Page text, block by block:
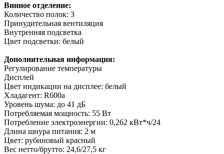
Винное отделение:
Количество полок: 3
Принудительная вентиляция
Внутренняя подсветка
Цвет подсветки: белый
Дополнительная информация:
Регулирование температуры
Дисплей
Цвет индикации на дисплее: белый
Хладагент: R600a
Уровень шума: до 41 дБ
Потребляемая мощность: 55 Вт
Потребление электроэнергии: 0,262 кВт*ч/24
Длина шнура питания: 2 м
Цвет: рубиновый красный
Вес нетто/брутто: 24,6/27,5 кг